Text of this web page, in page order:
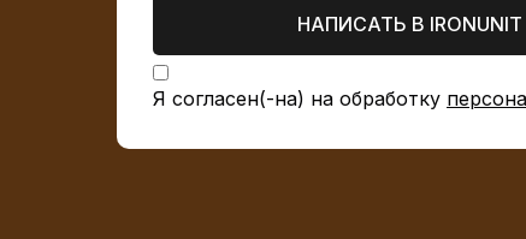
НАПИСАТЬ В IRONUNIT
Я согласен(-на) на обработку